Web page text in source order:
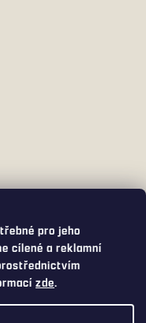
pro jeho
cílené a reklamní
zde.